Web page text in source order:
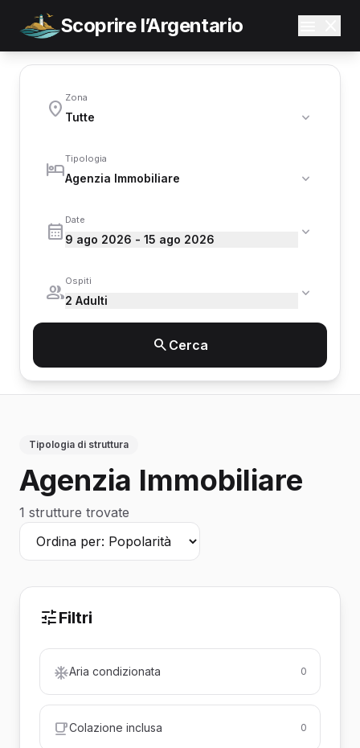
Scoprire l’Argentario
Zona
Tipologia
Date
9 ago 2026 - 15 ago 2026
Ospiti
2 Adulti
Cerca
Tipologia di struttura
Agenzia Immobiliare
1 strutture trovate
Filtri
Aria condizionata 0
Colazione inclusa 0